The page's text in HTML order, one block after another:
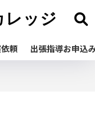
レッジ
頼 出張指導お申込